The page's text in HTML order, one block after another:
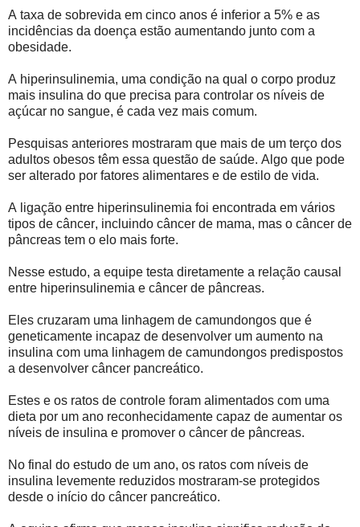
A taxa de sobrevida em cinco anos é inferior a 5% e as
incidências da doença estão aumentando junto com a
obesidade.
A hiperinsulinemia, uma condição na qual o corpo produz
mais insulina do que precisa para controlar os níveis de
açúcar no sangue, é cada vez mais comum.
Pesquisas anteriores mostraram que mais de um terço dos
adultos obesos têm essa questão de saúde. Algo que pode
ser alterado por fatores alimentares e de estilo de vida.
A ligação entre hiperinsulinemia foi encontrada em vários
tipos de câncer, incluindo câncer de mama, mas o câncer de
pâncreas tem o elo mais forte.
Nesse estudo, a equipe testa diretamente a relação causal
entre hiperinsulinemia e câncer de pâncreas.
Eles cruzaram uma linhagem de camundongos que é
geneticamente incapaz de desenvolver um aumento na
insulina com uma linhagem de camundongos predispostos
a desenvolver câncer pancreático.
Estes e os ratos de controle foram alimentados com uma
dieta por um ano reconhecidamente capaz de aumentar os
níveis de insulina e promover o câncer de pâncreas.
No final do estudo de um ano, os ratos com níveis de
insulina levemente reduzidos mostraram-se protegidos
desde o início do câncer pancreático.